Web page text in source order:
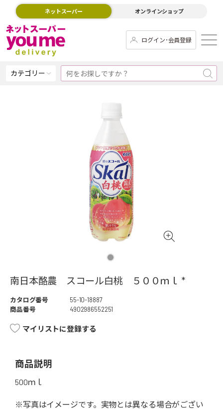
ネットスーパー オンラインショップ
ログイン･会員登録
カテゴリー
南日本酪農 スコール白桃 ５００ｍｌ *
カタログ番号
55-10-18887
商品番号
4902986552251
マイリストに登録する
商品説明
500ｍｌ
※写真はイメージです。実物とは異なる場合がござい